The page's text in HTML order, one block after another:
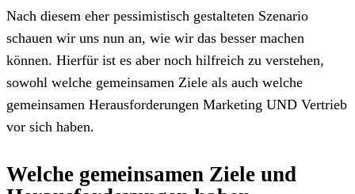
Nach diesem eher pessimistisch gestalteten Szenario
schauen wir uns nun an, wie wir das besser machen
können. Hierfür ist es aber noch hilfreich zu verstehen,
sowohl welche gemeinsamen Ziele als auch welche
gemeinsamen Herausforderungen Marketing UND Vertrieb
vor sich haben.
Welche gemeinsamen Ziele und